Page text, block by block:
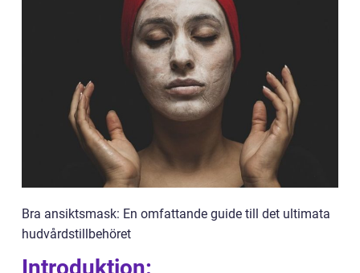
Bra ansiktsmask: En omfattande guide till det ultimata
hudvårdstillbehöret